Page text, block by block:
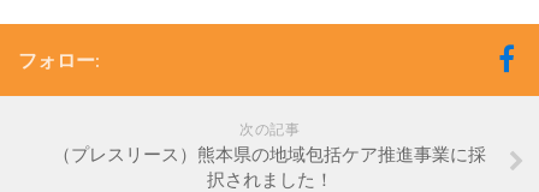
フォロー:
次の記事
（プレスリース）熊本県の地域包括ケア推進事業に採
択されました！